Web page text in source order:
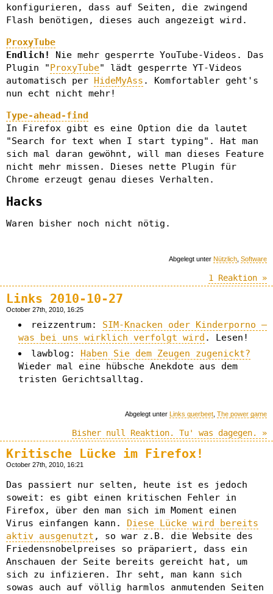
konfigurieren, dass auf Seiten, die zwingend
Flash benötigen, dieses auch angezeigt wird.
ProxyTube
Endlich!
Nie mehr gesperrte YouTube-Videos. Das
Plugin "ProxyTube" lädt gesperrte YT-Videos
automatisch per HideMyAss . Komfortabler geht's
nun echt nicht mehr!
Type-ahead-find
In Firefox gibt es eine Option die da lautet
"Search for text when I start typing". Hat man
sich mal daran gewöhnt, will man dieses Feature
nicht mehr missen. Dieses nette Plugin für
Chrome erzeugt genau dieses Verhalten.
Hacks
Waren bisher noch nicht nötig.
Abgelegt unter Nützlich Software
1 Reaktion »
Links 2010-10-27
October 27th, 2010, 16:25
reizzentrum: SIM-Knacken oder Kinderporno –
was bei uns wirklich verfolgt wird . Lesen!
lawblog: Haben Sie dem Zeugen zugenickt?
Wieder mal eine hübsche Anekdote aus dem
tristen Gerichtsalltag.
Abgelegt unter Links querbeet The power game
Bisher null Reaktion. Tu' was dagegen. »
Kritische Lücke im Firefox!
October 27th, 2010, 16:21
Das passiert nur selten, heute ist es jedoch
soweit: es gibt einen kritischen Fehler in
Firefox, über den man sich im Moment einen
Virus einfangen kann.
Diese Lücke wird bereits
aktiv ausgenutzt , so war z.B. die Website des
Friedensnobelpreises so präpariert, dass ein
Anschauen der Seite bereits gereicht hat, um
sich zu infizieren. Ihr seht, man kann sich
sowas auch auf völlig harmlos anmutenden Seiten